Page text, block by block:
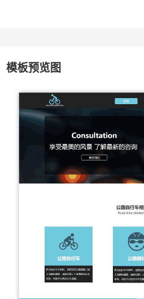
模板预览图